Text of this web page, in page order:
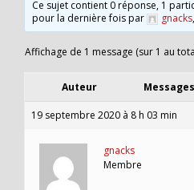
Ce sujet contient 0 réponse, 1
pour la dernière fois par
gnacks
Affichage de 1 message (sur 1 au
Auteur Messages
19 septembre 2020 à 8 h 03 min
gnacks
Membre